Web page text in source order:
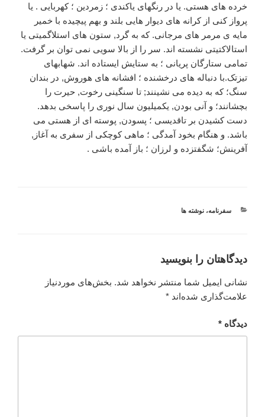
خرده های هستی. یا در رنگهای یاکندی ؛ زمردین ؛ کهربایی . یا
پرواز کنی از کرانه های دیوار هایی بلند و بهم پیچیده با خمیر
مایه ی مرمر های مرجانی. که به گرد, ستون های استلاگمیتی یا
استالاکتیتی نشسته اند. سر را از بالا سویی نمی توان بر گرفت.
تمامی ستارگان پریانی ؛ به ستایش ایستاده اند. شهابهای
تیزتک.با دنباله های درخشنده ؛ افشانه های هوروش, در بندان
سنگ؛ که به دیده می نشینند; تا سنگینی رخوت, حیرت را
بچشانند؛ و آنی بودن, یکمیلیون سال نوری را پاسخی بدهد.
دست کشیدن بر تاقدیسی ؛ پسودن, پوسته ای از هستی می
باشد. و هنگام بخود آمدگی ؛ ماهی کوچکی از سفری به آغاز,
آفرینش؛ شگفتزده و لرزان ؛ باز آمده باشی .
دسته‌ها
سفرنامه،نوشته ها
دیدگاهتان را بنویسید
نشانی ایمیل شما منتشر نخواهد شد. بخش‌های موردنیاز
علامت‌گذاری شده‌اند *
دیدگاه *